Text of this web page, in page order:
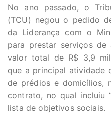
No ano passado, o
(TCU) negou o pedido
da Liderança com o
para prestar serviços de
valor total de R$ 3,9
que a principal atividade
de prédios e domicílios,
contrato, no qual incluiu
lista de objetivos sociais.